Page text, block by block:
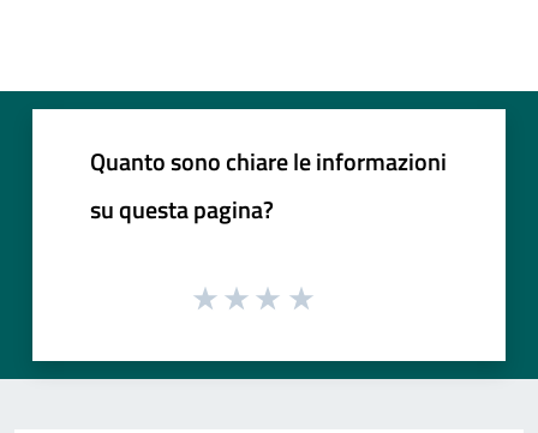
Quanto sono chiare le informazioni
su questa pagina?